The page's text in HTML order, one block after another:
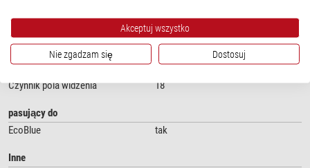
Optyka
Powiększenie
10
Wydajność
Czynnik pola widzenia
18
pasujący do
EcoBlue
tak
Inne
Akceptuj wszystko
Nie zgadzam się Dostosuj